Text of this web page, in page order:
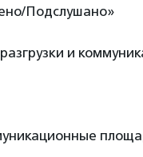
Подслушано»
и